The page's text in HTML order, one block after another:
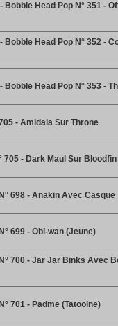
Bobble Head Pop N° 351 -
Bobble Head Pop N° 352 -
Bobble Head Pop N° 353 -
- Amidala Sur Throne
705 - Dark Maul Sur Bloodfin
698 - Anakin Avec Casque
699 - Obi-wan (Jeune)
700 - Jar Jar Binks Avec
701 - Padme (Tatooine)